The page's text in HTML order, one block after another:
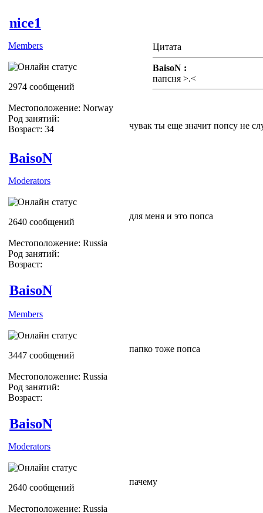
nice1
Members
2974 сообщений
Местоположение: Norway
Род занятий:
Возраст: 34
Цитата
BaisoN :
папсня >.<
чувак ты еще значит попсу не
BaisoN
Moderators
2640 сообщений
Местоположение: Russia
Род занятий:
Возраст:
для меня и это попса
BaisoN
Members
3447 сообщений
Местоположение: Russia
Род занятий:
Возраст:
папко тоже попса
BaisoN
Moderators
2640 сообщений
Местоположение: Russia
пачему